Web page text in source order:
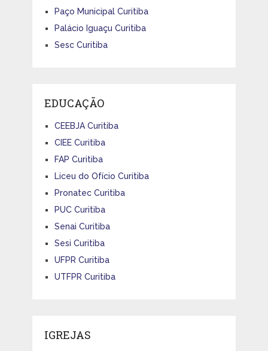
Paço Municipal Curitiba
Palácio Iguaçu Curitiba
Sesc Curitiba
EDUCAÇÃO
CEEBJA Curitiba
CIEE Curitiba
FAP Curitiba
Liceu do Ofício Curitiba
Pronatec Curitiba
PUC Curitiba
Senai Curitiba
Sesi Curitiba
UFPR Curitiba
UTFPR Curitiba
IGREJAS